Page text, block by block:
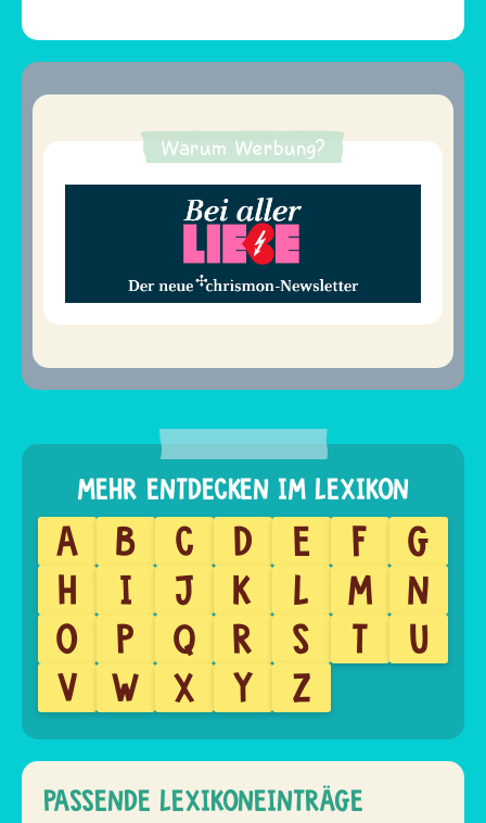
Warum Werbung?
A B C D E F
G
H
I J K L M
N
O
P Q R S T
U
V
W X Y Z
PASSENDE LEXIKONEINTRÄGE